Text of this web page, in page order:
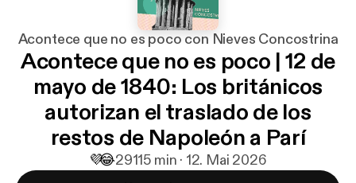
Acontece que no es poco con Nieves Concostrina
Acontece que no es poco | 12 de
mayo de 1840: Los británicos
autorizan el traslado de los
restos de Napoleón a Parí
💜😂29115 min · 12. Mai 2026